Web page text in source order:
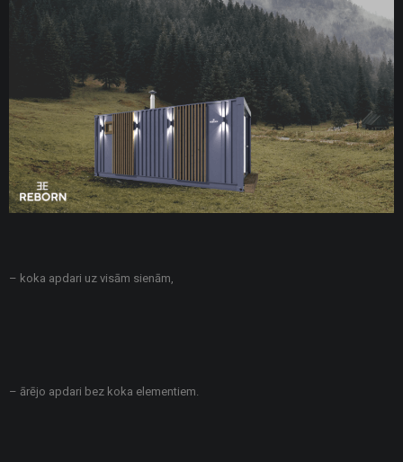
– koka apdari uz visām sienām,
– ārējo apdari bez koka elementiem.